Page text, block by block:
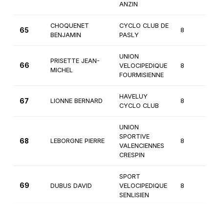
ANZIN
65
CHOQUENET
BENJAMIN
CYCLO CLUB DE
PASLY
8
66
PRISETTE JEAN-
MICHEL
UNION
VELOCIPEDIQUE
FOURMISIENNE
8
67 LIONNE BERNARD
HAVELUY
CYCLO CLUB
8
68 LEBORGNE PIERRE
UNION
SPORTIVE
VALENCIENNES
CRESPIN
8
69 DUBUS DAVID
SPORT
VELOCIPEDIQUE
SENLISIEN
8